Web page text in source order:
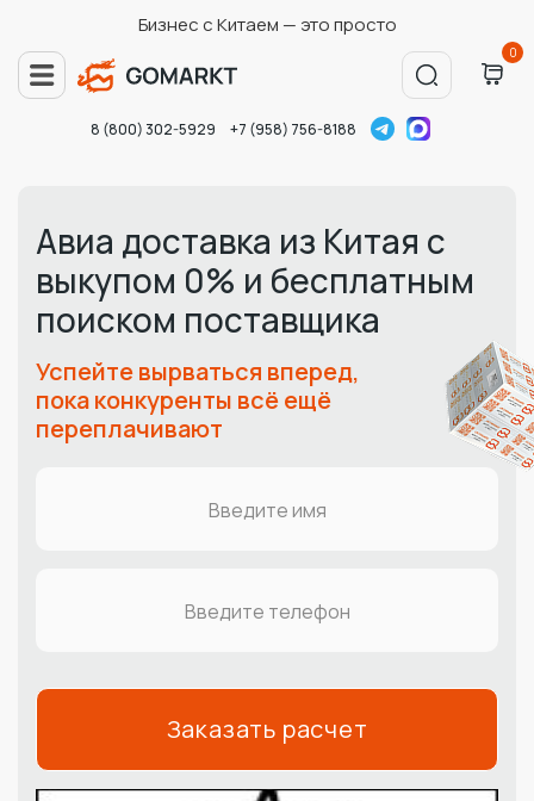
Бизнес с Китаем — это просто
0
8 (800) 302-5929 +7 (958) 756-8188
Авиа доставка из Китая с
выкупом 0% и бесплатным
поиском поставщика
Успейте вырваться вперед,
пока конкуренты всё ещё
переплачивают
Заказать расчет